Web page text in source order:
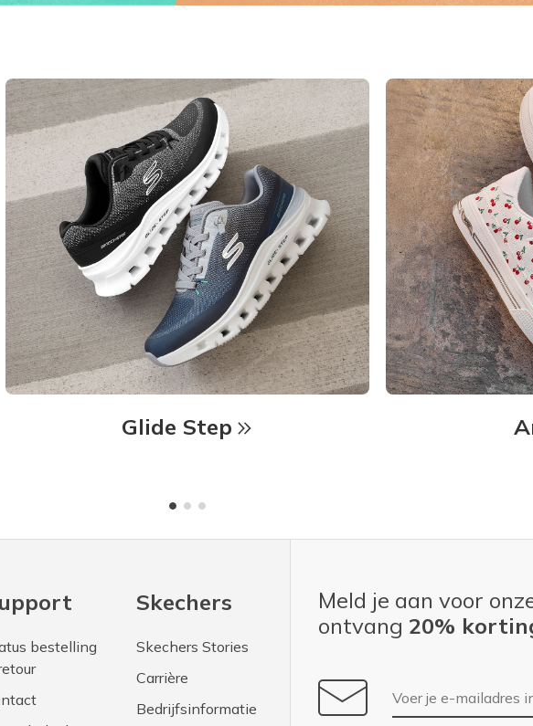
Glide Step
bestelling
Skechers
Skechers Stories
Carrière
Bedrijfsinformatie
Meld je aan voor
ontvang 20%
E-mailadres